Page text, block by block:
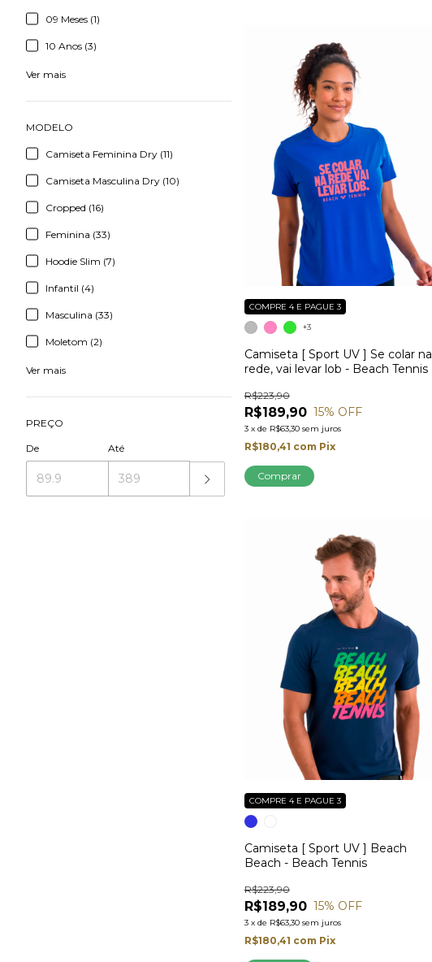
09 Meses (1)
10 Anos (3)
Ver mais
MODELO
Camiseta Feminina Dry (11)
Camiseta Masculina Dry (10)
Cropped (16)
Feminina (33)
Hoodie Slim (7)
Infantil (4)
Masculina (33)
Moletom (2)
Ver mais
PREÇO
De Até
Camiseta [ Sport UV ] Se colar na
rede, vai levar lob - Beach Tennis
R$189,90
R$223,90
15% OFF
3 x de R$63,30 sem juros
COMPRE 4 E PAGUE 3
R$180,41 com Pix
+3
Comprar
Camiseta [ Sport UV ] Beach
Beach - Beach Tennis
R$189,90
R$223,90
15% OFF
3 x de R$63,30 sem juros
COMPRE 4 E PAGUE 3
R$180,41 com Pix